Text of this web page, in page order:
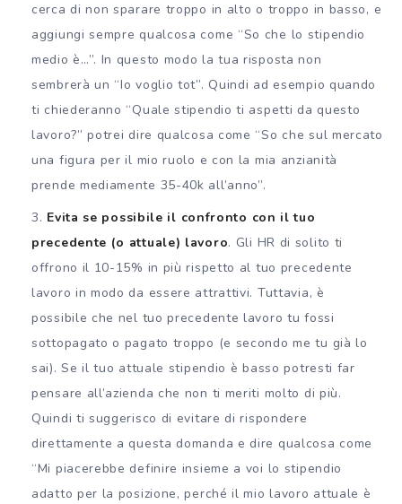
cerca di non sparare troppo in alto o troppo in basso, e
aggiungi sempre qualcosa come “So che lo stipendio
medio è…”. In questo modo la tua risposta non
sembrerà un “Io voglio tot”. Quindi ad esempio quando
ti chiederanno “Quale stipendio ti aspetti da questo
lavoro?” potrei dire qualcosa come “So che sul mercato
una figura per il mio ruolo e con la mia anzianità
prende mediamente 35-40k all’anno”.
Evita se possibile il confronto con il tuo
precedente (o attuale) lavoro. Gli HR di solito ti
offrono il 10-15% in più rispetto al tuo precedente
lavoro in modo da essere attrattivi. Tuttavia, è
possibile che nel tuo precedente lavoro tu fossi
sottopagato o pagato troppo (e secondo me tu già lo
sai). Se il tuo attuale stipendio è basso potresti far
pensare all’azienda che non ti meriti molto di più.
Quindi ti suggerisco di evitare di rispondere
direttamente a questa domanda e dire qualcosa come
“Mi piacerebbe definire insieme a voi lo stipendio
adatto per la posizione, perché il mio lavoro attuale è